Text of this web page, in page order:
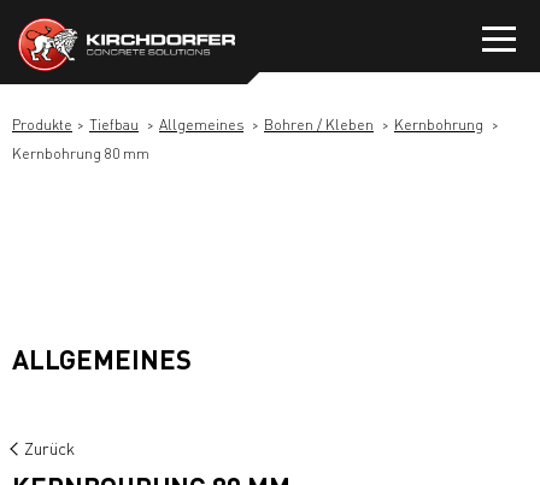
Inhalt
springen
Produkte Tiefbau Allgemeines Bohren / Kleben
Kernbohrung
Kernbohrung 80 mm
ALLGEMEINES
Zurück